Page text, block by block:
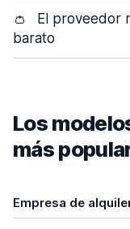
👛
El proveedor
barato
Los
más
Empresa de